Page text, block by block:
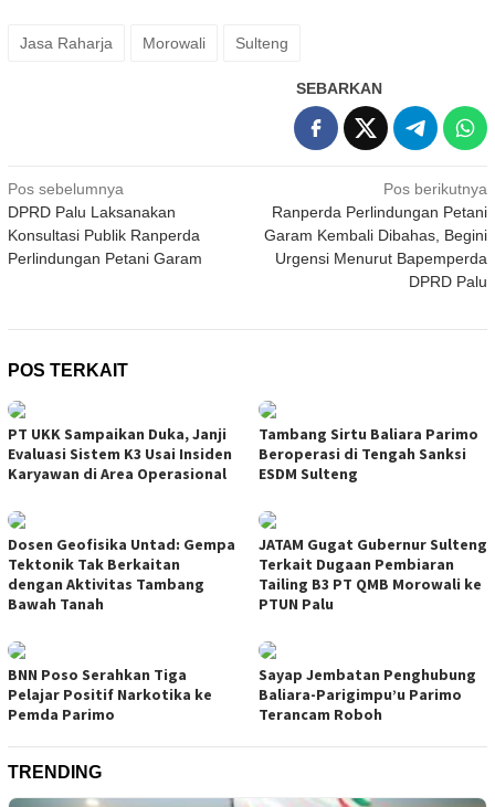
Jasa Raharja Morowali Sulteng
SEBARKAN
Navigasi
pos
Pos sebelumnya
DPRD Palu Laksanakan
Konsultasi Publik Ranperda
Perlindungan Petani Garam
Pos berikutnya
Ranperda Perlindungan Petani
Garam Kembali Dibahas, Begini
Urgensi Menurut Bapemperda
DPRD Palu
POS TERKAIT
PT UKK Sampaikan Duka, Janji
Evaluasi Sistem K3 Usai Insiden
Karyawan di Area Operasional
Tambang Sirtu Baliara Parimo
Beroperasi di Tengah Sanksi
ESDM Sulteng
Dosen Geofisika Untad: Gempa
Tektonik Tak Berkaitan
dengan Aktivitas Tambang
Bawah Tanah
JATAM Gugat Gubernur Sulteng
Terkait Dugaan Pembiaran
Tailing B3 PT QMB Morowali ke
PTUN Palu
BNN Poso Serahkan Tiga
Pelajar Positif Narkotika ke
Pemda Parimo
Sayap Jembatan Penghubung
Baliara-Parigimpu’u Parimo
Terancam Roboh
TRENDING